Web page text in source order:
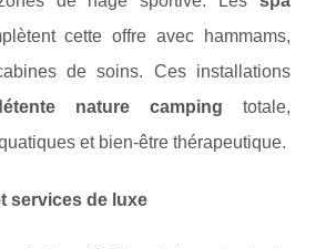
cette offre avec hammams,
de soins. Ces installations
nature camping totale,
et bien-être thérapeutique.
services de luxe